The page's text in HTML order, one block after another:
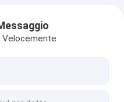
continuo della saldatura ad
sommersa
Velocemente